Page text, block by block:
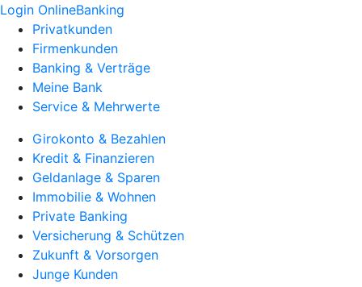
Login OnlineBanking
Privatkunden
Firmenkunden
Banking & Verträge
Meine Bank
Service & Mehrwerte
Girokonto & Bezahlen
Kredit & Finanzieren
Geldanlage & Sparen
Immobilie & Wohnen
Private Banking
Versicherung & Schützen
Zukunft & Vorsorgen
Junge Kunden